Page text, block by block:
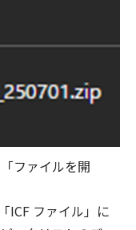
ファイルを開
ICF ファイル」に